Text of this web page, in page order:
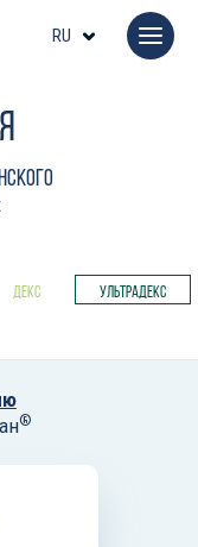
RU
декс ультрадекс
®